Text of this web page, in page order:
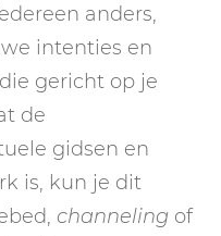
anders,
intenties en
gericht op je
de
gidsen en
is, kun je dit
channeling of